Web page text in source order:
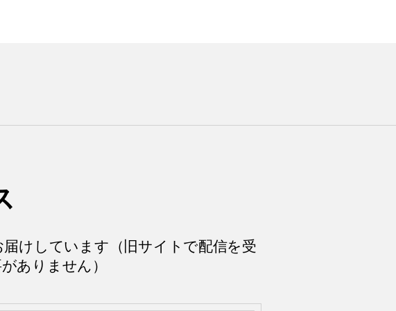
けしています（旧サイトで配信を受
ありません）